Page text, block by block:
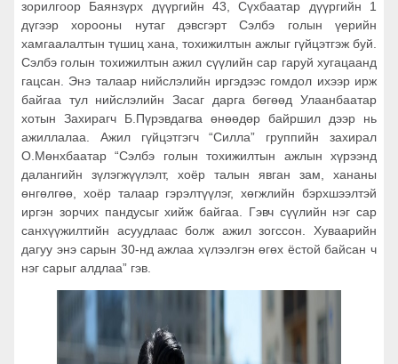
зорилгоор Баянзүрх дүүргийн 43, Сүхбаатар дүүргийн 1
дүгээр хорооны нутаг дэвсгэрт Сэлбэ голын үерийн
хамгаалалтын түшиц хана, тохижилтын ажлыг гүйцэтгэж буй.
Сэлбэ голын тохижилтын ажил сүүлийн сар гаруй хугацаанд
гацсан. Энэ талаар нийслэлийн иргэдээс гомдол ихээр ирж
байгаа тул нийслэлийн Засаг дарга бөгөөд Улаанбаатар
хотын Захирагч Б.Пүрэвдагва өнөөдөр байршил дээр нь
ажиллалаа. Ажил гүйцэтгэгч “Силла” группийн захирал
О.Мөнхбаатар “Сэлбэ голын тохижилтын ажлын хүрээнд
далангийн зүлэгжүүлэлт, хоёр талын явган зам, хананы
өнгөлгөө, хоёр талаар гэрэлтүүлэг, хөгжлийн бэрхшээлтэй
иргэн зорчих пандусыг хийж байгаа. Гэвч сүүлийн нэг сар
санхүүжилтийн асуудлаас болж ажил зогссон. Хуваарийн
дагуу энэ сарын 30-нд ажлаа хүлээлгэн өгөх ёстой байсан ч
нэг сарыг алдлаа” гэв.